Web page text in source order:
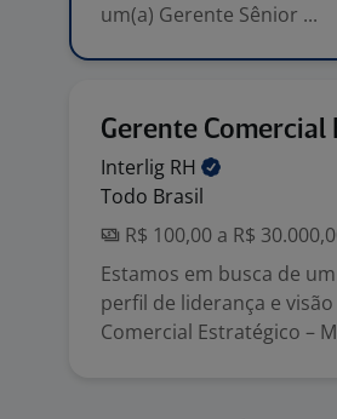
um(a) Gerente Sênior ...
Gerente Comercial
Interlig RH
Todo Brasil
R$ 100,00 a R$
Estamos em busca de
perfil de liderança e
Comercial Estratégico –